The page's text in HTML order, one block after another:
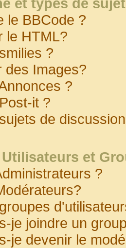
le BBCode ?
le HTML?
?
des Images?
?
it ?
de
et
?
je joindre un
je devenir le